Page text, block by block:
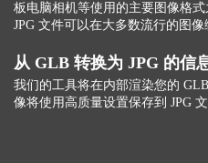
板电脑相机等使用的主要图像格
JPG 文件可以在大多数流行的图像
从 GLB 转换为 JPG 的信
我们的工具将在内部渲染您的
像将使用高质量设置保存到 JPG